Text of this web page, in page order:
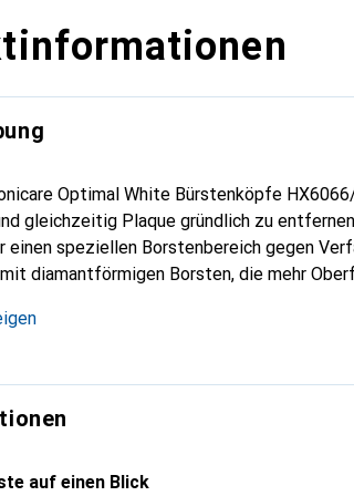
Optimal White Bürstenköpfe
gleichzeitig Plaque gründlich zu
einen speziellen Borstenbereich gegen
diamantförmigen Borsten, die mehr
im Vergleich zu einer
bis zu 62.000 leistungsstarken
die Flüssigkeit bis tief in die
überlegene Mundhygiene. Damit stets
den Bürstenkopf nach drei Monaten
auf einen Blick